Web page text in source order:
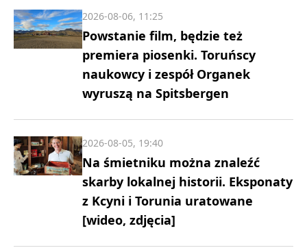
Powstanie film, będzie też
premiera piosenki. Toruńscy
naukowcy i zespół Organek
wyruszą na Spitsbergen
2026-08-06, 11:25
Na śmietniku można znaleźć
skarby lokalnej historii. Eksponaty
z Kcyni i Torunia uratowane
[wideo, zdjęcia]
2026-08-05, 19:40